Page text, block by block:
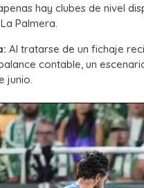
hay clubes de nivel
Palmera.
Al tratarse de un fichaje
contable, un
junio.